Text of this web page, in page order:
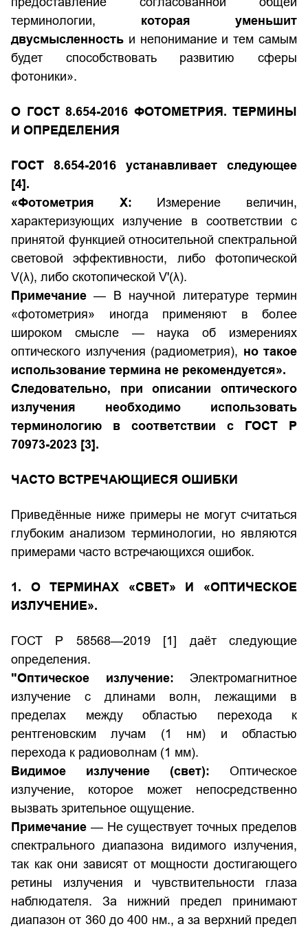
терминологии, которая уменьшит
двусмысленность и непонимание и тем самым
будет способствовать развитию сферы
фотоники».
О ГОСТ 8.654-2016 ФОТОМЕТРИЯ. ТЕРМИНЫ
И ОПРЕДЕЛЕНИЯ
ГОСТ 8.654-2016 устанавливает следующее
[4].
«Фотометрия Х: Измерение величин,
характеризующих излучение в соответствии с
принятой функцией относительной спектральной
световой эффективности, либо фотопической
V(λ), либо скотопической V'(λ).
Примечание — В научной литературе термин
«фотометрия» иногда применяют в более
широком смысле — наука об измерениях
оптического излучения (радиометрия), но такое
использование термина не рекомендуется».
Следовательно, при описании оптического
излучения необходимо использовать
терминологию в соответствии с
ГОСТ Р
70973-2023 [3].
ЧАСТО ВСТРЕЧАЮЩИЕСЯ ОШИБКИ
Приведённые ниже примеры не могут считаться
глубоким анализом терминологии, но являются
примерами часто встречающихся ошибок.
1. О ТЕРМИНАХ «СВЕТ» И «ОПТИЧЕСКОЕ
ИЗЛУЧЕНИЕ».
ГОСТ Р 58568—2019[1] даёт следующие
определения.
"Оптическое излучение: Электромагнитное
излучение с длинами волн, лежащими в
пределах между областью перехода к
рентгеновским лучам (1 нм) и областью
перехода к радиоволнам (1 мм).
Видимое излучение (свет): Оптическое
излучение, которое может непосредственно
вызвать зрительное ощущение.
Примечание — Не существует точных пределов
спектрального диапазона видимого излучения,
так как они зависят от мощности достигающего
ретины излучения и чувствительности глаза
наблюдателя. За нижний предел принимают
диапазон от 360 до 400 нм., а за верхний предел